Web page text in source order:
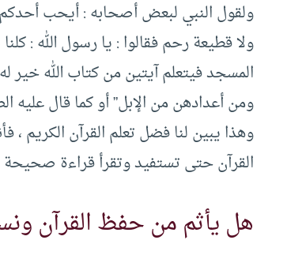
ولقول النبي لبعض أصحابه : أيحب
ولا قطيعة رحم فقالوا : يا رسول الله :
المسجد فيتعلم آيتين من كتاب الله
ومن أعدادهن من الإبل” أو كما قال عليه
وهذا يبين لنا فضل تعلم القرآن الكريم ،
القرآن حتى تستفيد وتقرأ قراءة صحيحة
هل يأثم من حفظ القرآن